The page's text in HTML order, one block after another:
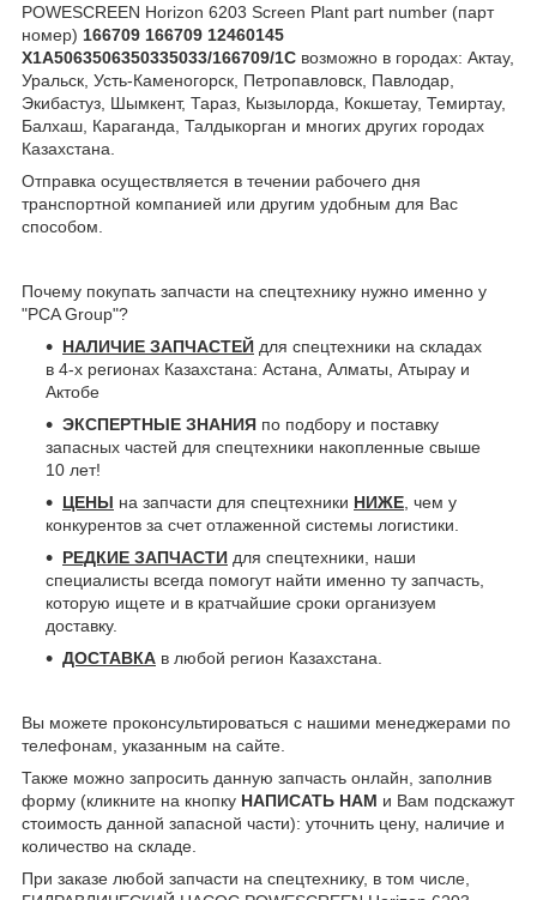
POWESCREEN Horizon 6203 Screen Plant part number (парт
номер) 166709 166709 12460145
X1A5063506350335033/166709/1C возможно в городах: Актау,
Уральск, Усть-Каменогорск, Петропавловск, Павлодар,
Экибастуз, Шымкент, Тараз, Кызылорда, Кокшетау, Темиртау,
Балхаш, Караганда, Талдыкорган и многих других городах
Казахстана.
Отправка осуществляется в течении рабочего дня
транспортной компанией или другим удобным для Вас
способом.
Почему покупать запчасти на спецтехнику нужно именно у
"PCA Group"?
НАЛИЧИЕ ЗАПЧАСТЕЙ для спецтехники на складах
в 4-х регионах Казахстана: Астана, Алматы, Атырау и
Актобе
ЭКСПЕРТНЫЕ ЗНАНИЯ по подбору и поставку
запасных частей для спецтехники накопленные свыше
10 лет!
ЦЕНЫ на запчасти для спецтехники НИЖЕ , чем у
конкурентов за счет отлаженной системы логистики.
РЕДКИЕ ЗАПЧАСТИ для спецтехники, наши
специалисты всегда помогут найти именно ту запчасть,
которую ищете и в кратчайшие сроки организуем
доставку.
ДОСТАВКА в любой регион Казахстана.
Вы можете проконсультироваться с нашими менеджерами по
телефонам, указанным на сайте.
Также можно запросить данную запчасть онлайн, заполнив
форму (кликните на кнопку НАПИСАТЬ НАМ и Вам подскажут
стоимость данной запасной части): уточнить цену, наличие и
количество на складе.
При заказе любой запчасти на спецтехнику, в том числе,